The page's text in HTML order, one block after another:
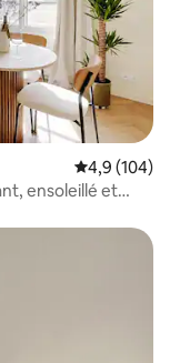
Note
4,9 (104)
ensoleillé et